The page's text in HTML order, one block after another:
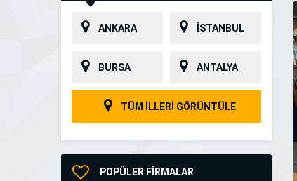
ANKARA İSTANBUL
BURSA ANTALYA
TÜM İLLERİ GÖRÜNTÜLE
POPÜLER FİRMALAR